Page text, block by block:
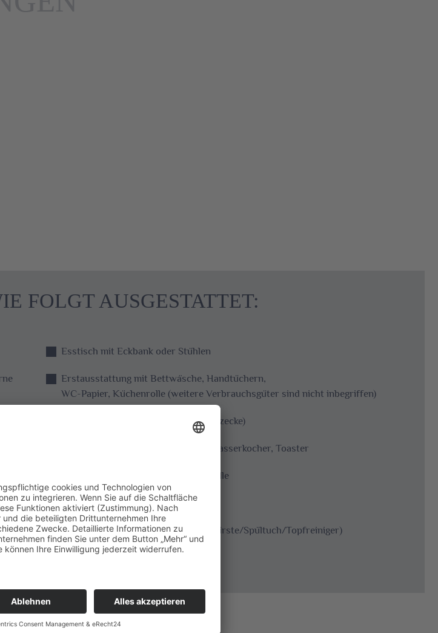
FOLGT AUSGESTATTET:
Esstisch mit Eckbank oder Stühlen
Erstausstattung mit Bettwäsche, Handtüchern,
WC-Papier, Küchenrolle (weitere Verbrauchsgüter sind nicht inbegriffen)
Sitzgelegenheit (Sofa, Sessel bzw. Sitzecke)
Kaffeemaschine mit Kaffeefiltern, Wasserkocher, Toaster
KEIN Backofen und KEINE Mikrowelle
Zucker, Salz, Pfeffer
Spülmittel und Spülutensilien (Spülbürste/Spültuch/Topfreiniger)
Endreinigung inbegriffen